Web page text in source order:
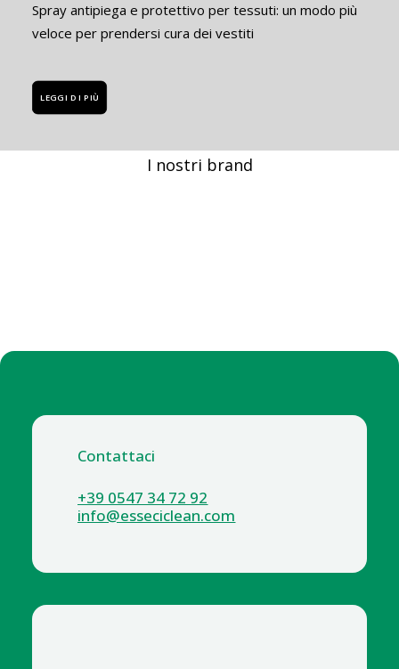
Spray antipiega e protettivo per tessuti: un modo più
veloce per prendersi cura dei vestiti
LEGGI DI PIÙ
I nostri brand
Contattaci
+39 0547 34 72 92
info@esseciclean.com